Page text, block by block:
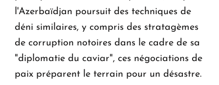
l'Azerbaïdjan poursuit des techniques de
déni similaires, y compris des stratagèmes
de corruption notoires dans le cadre de sa
"diplomatie du caviar", ces négociations de
paix préparent le terrain pour un désastre.